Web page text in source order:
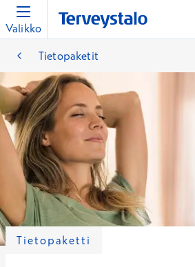
Valikko
Tietopaketit
Tietopaketti